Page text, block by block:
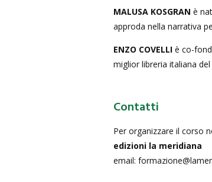
MALUSA KOSGRAN è
approda nella narrativa
ENZO COVELLI è co-
miglior libreria italiana
Contatti
Per organizzare il corso
edizioni la meridiana
email: